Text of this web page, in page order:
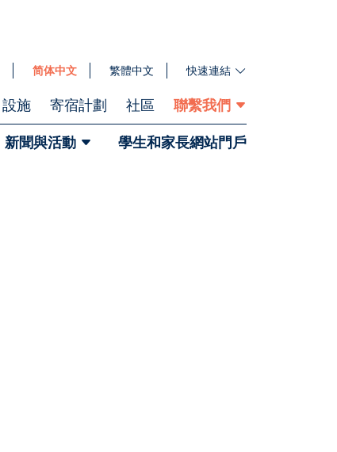
简体中文 繁體中文 快速連結
設施 寄宿計劃 社區
聯繫我們
新聞與活動 學生和家長網站門戶